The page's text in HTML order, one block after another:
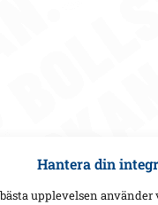
Hantera din
upplevelsen